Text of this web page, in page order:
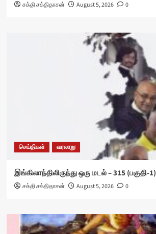
சக்தி சக்திதாசன் August 5, 2026 0
செய்திகள் வரலாறு
இங்கிலாந்திலிருந்து ஒரு மடல் – 315 (பகுதி-1)
சக்தி சக்திதாசன் August 5, 2026 0